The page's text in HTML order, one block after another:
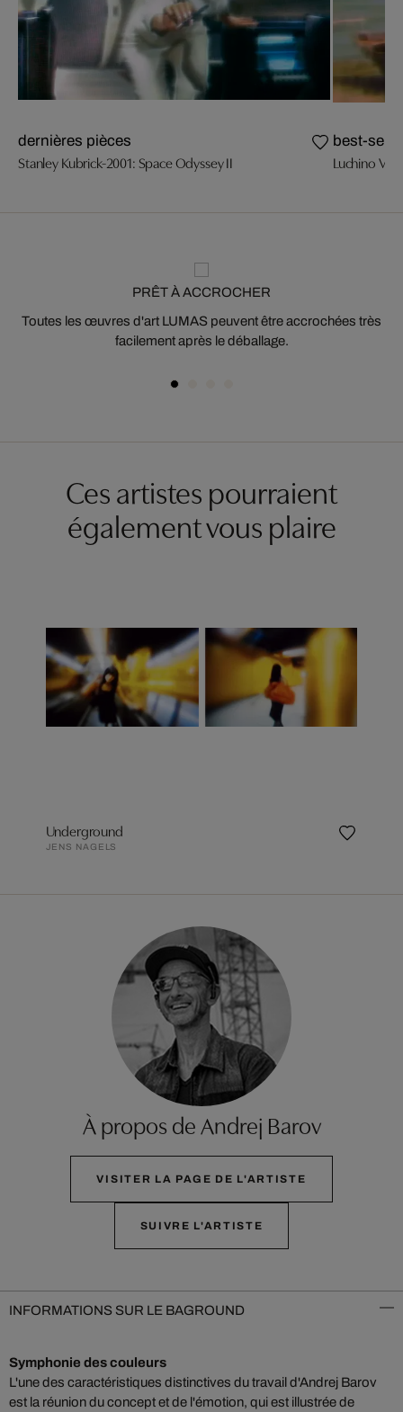
dernières pièces
Stanley Kubrick-2001: Space Odyssey II
best-
Luchino
PRÊT À ACCROCHER
Toutes les œuvres d'art LUMAS peuvent être accrochées très
facilement après le déballage.
Ces artistes pourraient
également vous plaire
Underground
JENS NAGELS
À propos de Andrej Barov
VISITER LA PAGE DE L'ARTISTE
SUIVRE L'ARTISTE
INFORMATIONS SUR LE BAGROUND
Symphonie des couleurs
L'une des caractéristiques distinctives du travail d'Andrej Barov
est la réunion du concept et de l'émotion, qui est illustrée de